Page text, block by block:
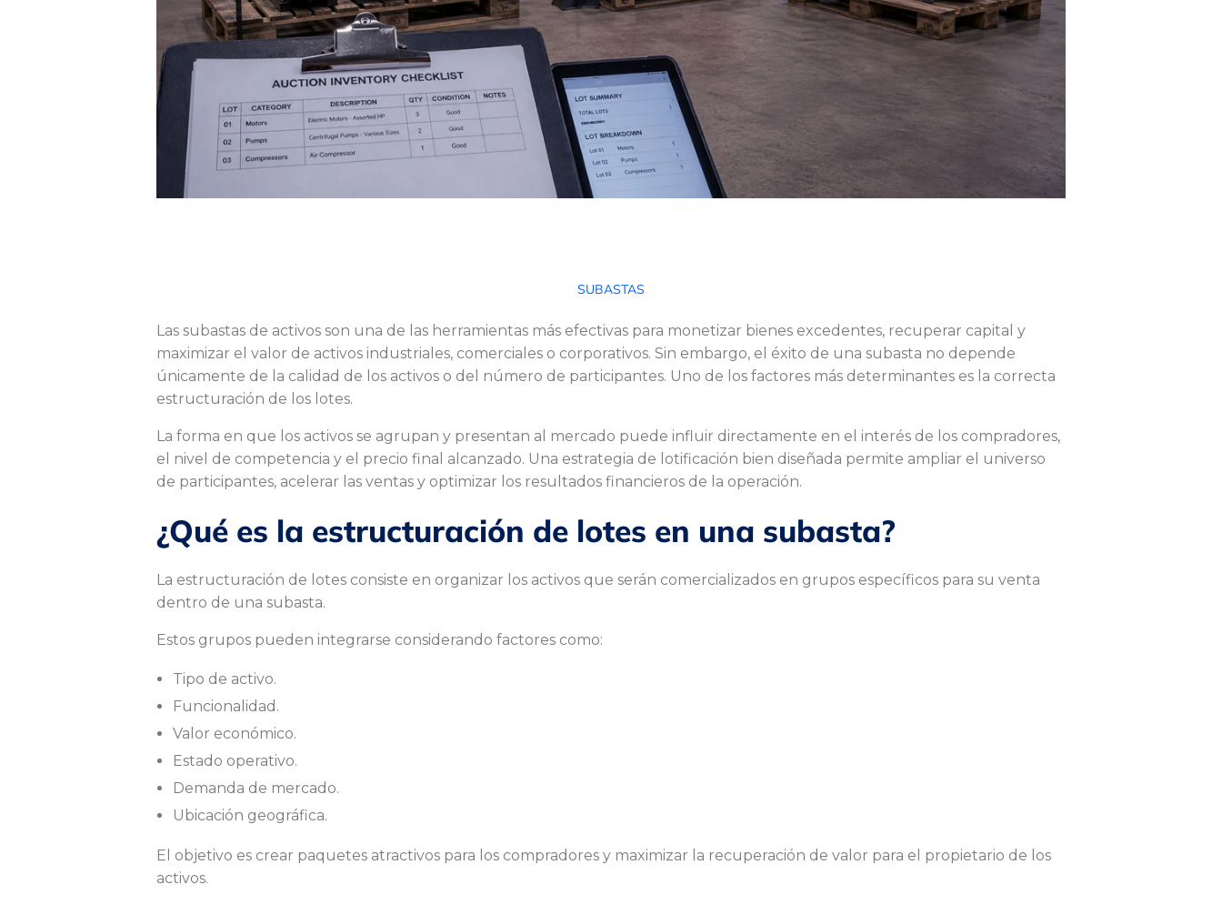
s
t
r
u
c
t
u
r
a
SUBASTAS
Las subastas de activos son una de las herramientas más efectivas para monetizar bienes excedentes, recuperar capital y
maximizar el valor de activos industriales, comerciales o corporativos. Sin embargo, el éxito de una subasta no depende
únicamente de la calidad de los activos o del número de participantes. Uno de los factores más determinantes es la correcta
estructuración de los lotes.
La forma en que los activos se agrupan y presentan al mercado puede influir directamente en el interés de los compradores,
el nivel de competencia y el precio final alcanzado. Una estrategia de lotificación bien diseñada permite ampliar el universo
de participantes, acelerar las ventas y optimizar los resultados financieros de la operación.
¿Qué es la estructuración de lotes en una subasta?
La estructuración de lotes consiste en organizar los activos que serán comercializados en grupos específicos para su venta
dentro de una subasta.
Estos grupos pueden integrarse considerando factores como:
Tipo de activo.
Funcionalidad.
Valor económico.
Estado operativo.
Demanda de mercado.
Ubicación geográfica.
El objetivo es crear paquetes atractivos para los compradores y maximizar la recuperación de valor para el propietario de los
activos.